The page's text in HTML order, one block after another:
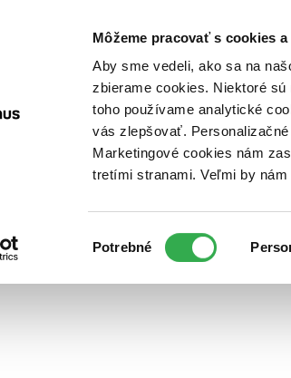
Môžeme pracovať s cookies
Aby sme vedeli, ako sa na
zbierame cookies. Niektoré
toho používame analytické
vás zlepšovať.
Marketingové cookies nám
tretími stranami. Veľmi by
súhlasu
Potrebné
Poukážky Kontakt